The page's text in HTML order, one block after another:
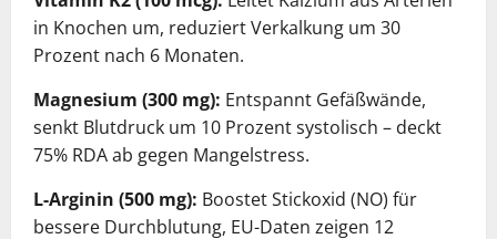
in Knochen um, reduziert Verkalkung um 30
Prozent nach 6 Monaten.
Magnesium (300 mg): Entspannt Gefäßwände,
senkt Blutdruck um 10 Prozent systolisch – deckt
75% RDA ab gegen Mangelstress.
L-Arginin (500 mg): Boostet Stickoxid (NO) für
bessere Durchblutung, EU-Daten zeigen 12